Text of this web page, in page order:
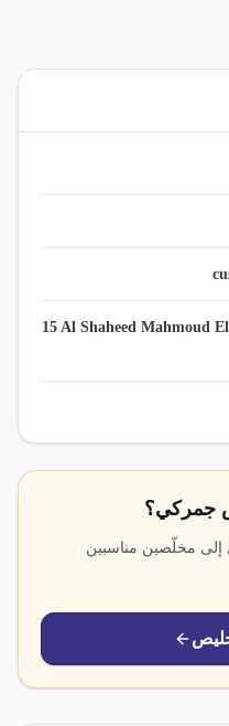
15 Al Shaheed Mahmoud
جمركي؟
إلى مخلّصين مناسبين